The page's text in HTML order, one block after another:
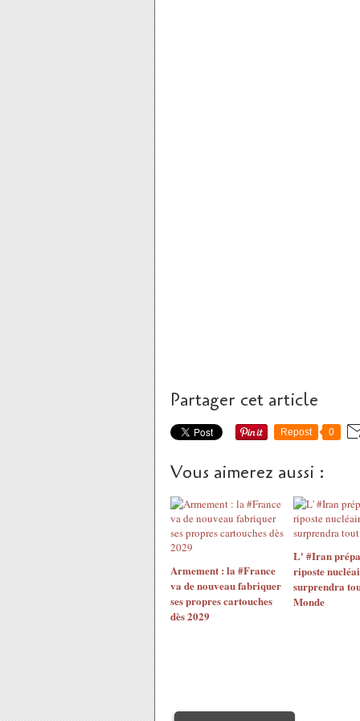
Partager cet article
Repost 0
Vous aimerez aussi :
Armement : la #France
va de nouveau fabriquer
ses propres cartouches
dès 2029
L' #Iran
riposte
surprendra
Monde